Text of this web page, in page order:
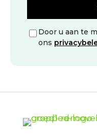
Door u aan te
ons